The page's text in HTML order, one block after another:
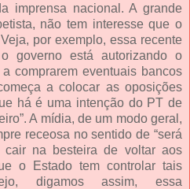
imprensa nacional. A grande
não tem interesse que o
por exemplo, essa recente
governo está autorizando o
comprarem eventuais bancos
a colocar as oposições
há é uma intenção do PT de
A mídia, de um modo geral,
receosa no sentido de “será
na besteira de voltar aos
o Estado tem controlar tais
digamos assim, essa